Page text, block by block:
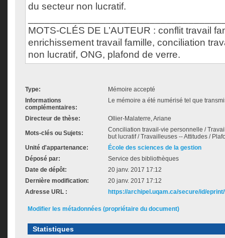
du secteur non lucratif.
MOTS-CLÉS DE L’AUTEUR : conflit travail
enrichissement travail famille, conciliation
non lucratif, ONG, plafond de verre.
Type:
Mémoire accepté
Informations
complémentaires:
Le mémoire a été numérisé tel que
Directeur de thèse: Ollier-Malaterre, Ariane
Mots-clés ou Sujets:
Conciliation travail-vie personnelle /
but lucratif / Travailleuses -- Attitudes /
Unité d'appartenance:
École des sciences de la gestion
Déposé par:
Service des bibliothèques
Date de dépôt:
20 janv. 2017 17:12
Dernière modification:
20 janv. 2017 17:12
Adresse URL :
https://archipel.uqam.ca/secure/id/
Modifier les métadonnées (propriétaire du document)
Statistiques